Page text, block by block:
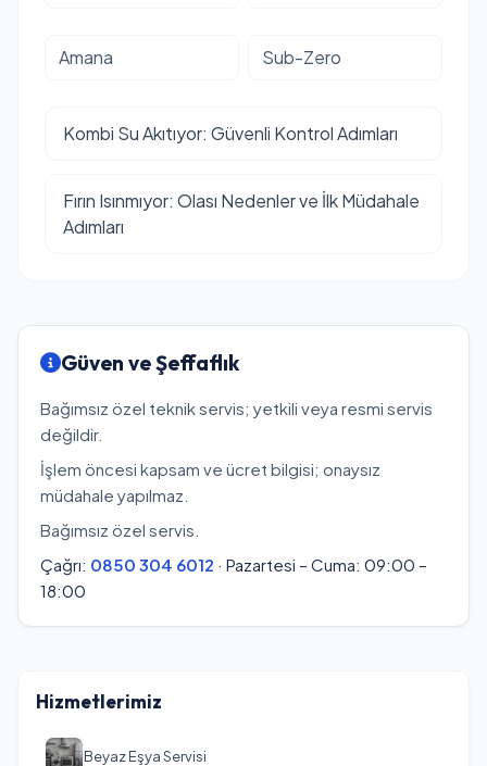
Amana Sub-Zero
Kombi Su Akıtıyor: Güvenli Kontrol Adımları
Fırın Isınmıyor: Olası Nedenler ve İlk Müdahale
Adımları
Güven ve Şeffaflık
Bağımsız özel teknik servis; yetkili veya resmi servis
değildir.
İşlem öncesi kapsam ve ücret bilgisi; onaysız
müdahale yapılmaz.
Bağımsız özel servis.
Çağrı: 0850 304 6012 · Pazartesi – Cuma: 09:00 –
18:00
Hizmetlerimiz
Beyaz Eşya Servisi